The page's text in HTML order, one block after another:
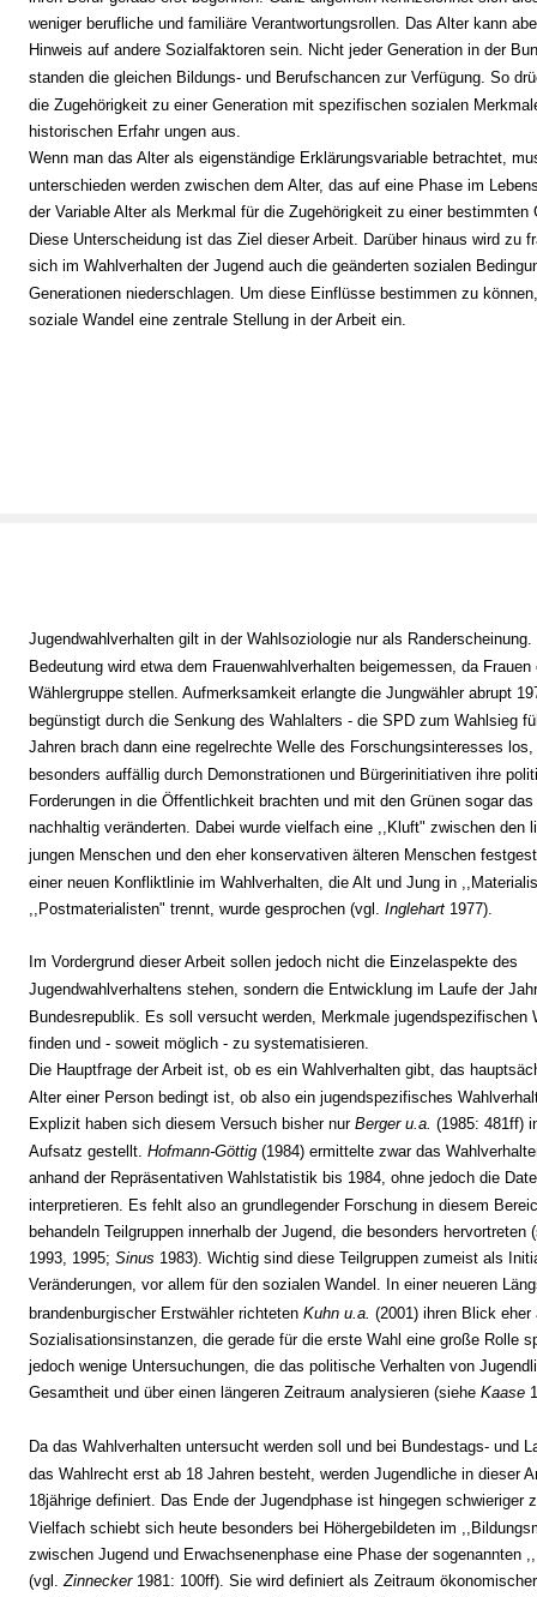
weniger berufliche und familiäre Verantwortungsrollen. Das Alter kann
Hinweis auf andere Sozialfaktoren sein. Nicht jeder Generation in der
standen die gleichen Bildungs- und Berufschancen zur Verfügung. So
die Zugehörigkeit zu einer Generation mit spezifischen sozialen
historischen Erfahr ungen aus.
Wenn man das Alter als eigenständige Erklärungsvariable betrachtet,
unterschieden werden zwischen dem Alter, das auf eine Phase im
der Variable Alter als Merkmal für die Zugehörigkeit zu einer bestimmten
Diese Unterscheidung ist das Ziel dieser Arbeit. Darüber hinaus wird zu
sich im Wahlverhalten der Jugend auch die geänderten sozialen
Generationen niederschlagen. Um diese Einflüsse bestimmen zu
soziale Wandel eine zentrale Stellung in der Arbeit ein.
Jugendwahlverhalten gilt in der Wahlsoziologie nur als Randerscheinung.
Bedeutung wird etwa dem Frauenwahlverhalten beigemessen, da
Wählergruppe stellen. Aufmerksamkeit erlangte die Jungwähler abrupt
begünstigt durch die Senkung des Wahlalters - die SPD zum Wahlsieg
Jahren brach dann eine regelrechte Welle des Forschungsinteresses
besonders auffällig durch Demonstrationen und Bürgerinitiativen ihre
Forderungen in die Öffentlichkeit brachten und mit den Grünen sogar
nachhaltig veränderten. Dabei wurde vielfach eine ,,Kluft" zwischen den
jungen Menschen und den eher konservativen älteren Menschen
einer neuen Konfliktlinie im Wahlverhalten, die Alt und Jung in
,,Postmaterialisten" trennt, wurde gesprochen (vgl. Inglehart1977).
Im Vordergrund dieser Arbeit sollen jedoch nicht die Einzelaspekte des
Jugendwahlverhaltens stehen, sondern die Entwicklung im Laufe der
Bundesrepublik. Es soll versucht werden, Merkmale jugendspezifischen
finden und - soweit möglich - zu systematisieren.
Die Hauptfrage der Arbeit ist, ob es ein Wahlverhalten gibt, das
Alter einer Person bedingt ist, ob also ein jugendspezifisches
Explizit haben sich diesem Versuch bisher nur Berger u.a. (1985: 481ff)
Aufsatz gestellt. Hofmann-Göttig(1984) ermittelte zwar das
anhand der Repräsentativen Wahlstatistik bis 1984, ohne jedoch die
interpretieren. Es fehlt also an grundlegender Forschung in diesem
behandeln Teilgruppen innerhalb der Jugend, die besonders hervortreten
1993, 1995; Sinus 1983). Wichtig sind diese Teilgruppen zumeist als
Veränderungen, vor allem für den sozialen Wandel. In einer neueren
brandenburgischer Erstwähler richteten Kuhn u.a. (2001) ihren Blick eher
Sozialisationsinstanzen, die gerade für die erste Wahl eine große Rolle
jedoch wenige Untersuchungen, die das politische Verhalten von
Gesamtheit und über einen längeren Zeitraum analysieren (siehe Kaase
Da das Wahlverhalten untersucht werden soll und bei Bundestags- und
das Wahlrecht erst ab 18 Jahren besteht, werden Jugendliche in dieser
18jährige definiert. Das Ende der Jugendphase ist hingegen schwieriger
Vielfach schiebt sich heute besonders bei Höhergebildeten im
zwischen Jugend und Erwachsenenphase eine Phase der sogenannten
(vgl.Zinnecker1981: 100ff). Sie wird definiert als Zeitraum